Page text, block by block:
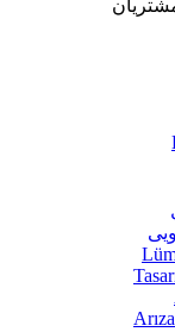
مشتریان